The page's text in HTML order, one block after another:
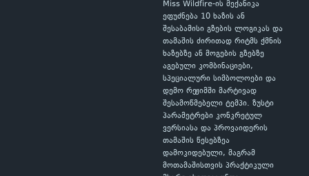
Miss Wildfire-ის მექანიკა
ეფუძნება 10 ხაზის ან
შესაბამისი გზების ლოგიკას და
თამაშის ძირითად რიტმს ქმნის
ხაზებზე ან მოგების გზებზე
აგებული კომბინაციები,
სპეციალური სიმბოლოები და
დემო რეჟიმში მარტივად
შესამოწმებელი ტემპი. ზუსტი
პარამეტრები კონკრეტულ
ვერსიასა და პროვაიდერის
თამაშის წესებზეა
დამოკიდებული, მაგრამ
მოთამაშისთვის პრაქტიკული